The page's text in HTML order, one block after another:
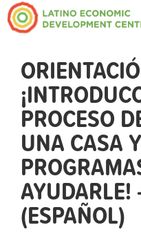
PROCESO
UNA CASA
AYUDARLE!
(ESPAÑOL)